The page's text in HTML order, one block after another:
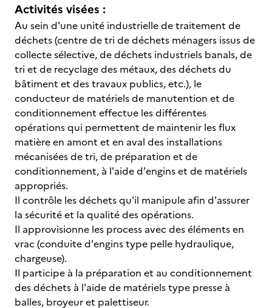
Activités visées :
Au sein d'une unité industrielle de traitement de
déchets (centre de tri de déchets ménagers issus de
collecte sélective, de déchets industriels banals, de
tri et de recyclage des métaux, des déchets du
bâtiment et des travaux publics, etc.), le
conducteur de matériels de manutention et de
conditionnement effectue les différentes
opérations qui permettent de maintenir les flux
matière en amont et en aval des installations
mécanisées de tri, de préparation et de
conditionnement, à l'aide d'engins et de matériels
appropriés.
Il contrôle les déchets qu'il manipule afin d'assurer
la sécurité et la qualité des opérations.
Il approvisionne les process avec des éléments en
vrac (conduite d'engins type pelle hydraulique,
chargeuse).
Il participe à la préparation et au conditionnement
des déchets à l'aide de matériels type presse à
balles, broyeur et palettiseur.